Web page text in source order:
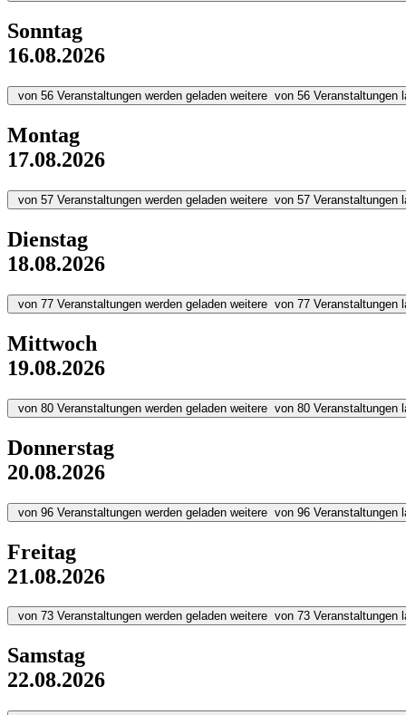
Sonntag
16.08.2026
von 56 Veranstaltungen werden geladen weitere von 56 Veranstaltungen
Montag
17.08.2026
von 57 Veranstaltungen werden geladen weitere von 57 Veranstaltungen
Dienstag
18.08.2026
von 77 Veranstaltungen werden geladen weitere von 77 Veranstaltungen
Mittwoch
19.08.2026
von 80 Veranstaltungen werden geladen weitere von 80 Veranstaltungen
Donnerstag
20.08.2026
von 96 Veranstaltungen werden geladen weitere von 96 Veranstaltungen
Freitag
21.08.2026
von 73 Veranstaltungen werden geladen weitere von 73 Veranstaltungen
Samstag
22.08.2026